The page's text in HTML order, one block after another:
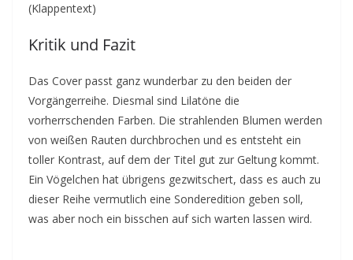
(Klappentext)
Kritik und Fazit
Das Cover passt ganz wunderbar zu den beiden der
Vorgängerreihe. Diesmal sind Lilatöne die
vorherrschenden Farben. Die strahlenden Blumen werden
von weißen Rauten durchbrochen und es entsteht ein
toller Kontrast, auf dem der Titel gut zur Geltung kommt.
Ein Vögelchen hat übrigens gezwitschert, dass es auch zu
dieser Reihe vermutlich eine Sonderedition geben soll,
was aber noch ein bisschen auf sich warten lassen wird.